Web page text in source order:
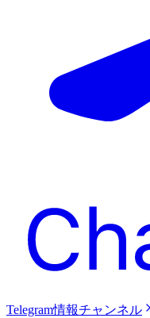
Telegram情報チャンネル